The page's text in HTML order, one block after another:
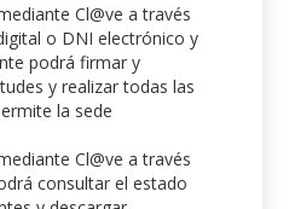
Cl@ve a través
o DNI electrónico y
podrá firmar y
y realizar todas las
la sede
Cl@ve a través
consultar el estado